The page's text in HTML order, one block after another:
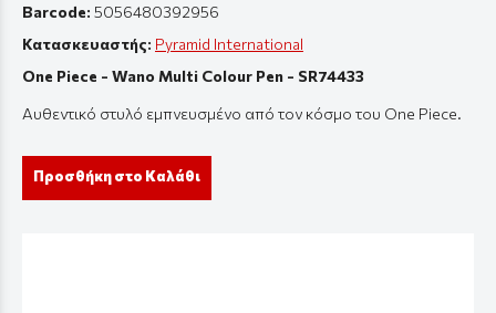
Barcode: 5056480392956
Κατασκευαστής: Pyramid International
One Piece - Wano Multi Colour Pen - SR74433
Αυθεντικό στυλό εμπνευσμένο από τον κόσμο του One Piece.
Προσθήκη στο Καλάθι